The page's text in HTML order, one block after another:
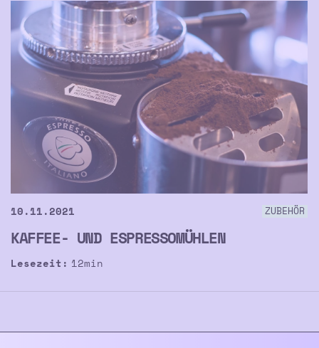
10.11.2021 ZUBEHÖR
KAFFEE- UND ESPRESSOMÜHLEN
Lesezeit: 12min